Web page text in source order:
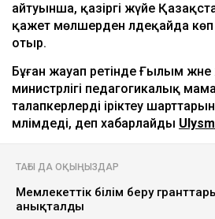
айтуынша, қазіргі жүйе
қажет мөлшерден әлдеқайда
отыр.
Бұған жауап ретінде Ғылым және
министрлігі педагогикалық
талапкерлерді іріктеу
мәлімдеді, деп хабарлайды
ТАҒЫ ДА ОҚЫҢЫЗДАР
Мемлекеттік білім беру
анықталды